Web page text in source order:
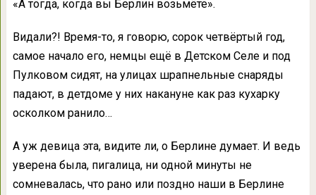
«А тогда, когда вы Берлин возьмёте».
Видали?! Время-то, я говорю, сорок четвёртый год,
самое начало его, немцы ещё в Детском Селе и под
Пулковом сидят, на улицах шрапнельные снаряды
падают, в детдоме у них накануне как раз кухарку
осколком ранило…
А уж девица эта, видите ли, о Берлине думает. И ведь
уверена была, пигалица, ни одной минуты не
сомневалась, что рано или поздно наши в Берлине